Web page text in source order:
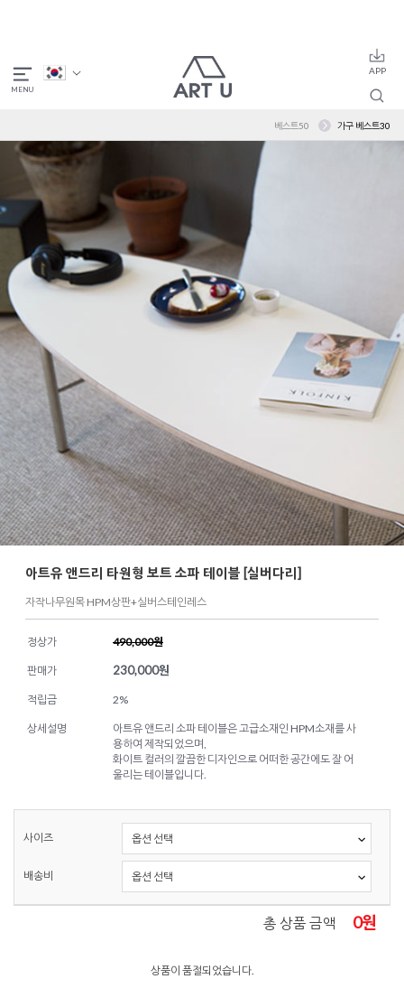
베스트50 가구 베스트30
아트유 앤드리 타원형 보트 소파 테이블 [실버다리]
자작나무원목 HPM상판+실버스테인레스
정상가 490,000원
판매가 230,000원
적립금 2%
상세설명
아트유 앤드리 소파 테이블은 고급소재인 HPM소재를 사
용하여 제작되었으며,
화이트 컬러의 깔끔한 디자인으로 어떠한 공간에도 잘 어
울리는 테이블입니다.
사이즈
배송비
총 상품 금액 0원
상품이 품절되었습니다.